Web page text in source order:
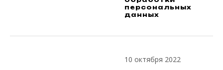
персональных
данных
10 октября 2022